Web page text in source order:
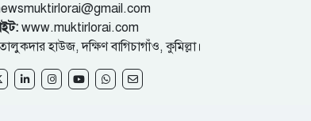
www.muktirlorai.com
হাউজ, দক্ষিণ বাগিচাগাঁও, কুমিল্লা।